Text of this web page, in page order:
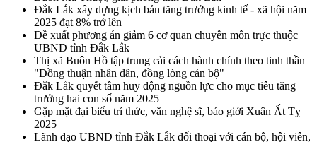
Đắk Lắk xây dựng kịch bản tăng trưởng kinh tế - xã hội năm
2025 đạt 8% trở lên
Đề xuất phương án giảm 6 cơ quan chuyên môn trực thuộc
UBND tỉnh Đắk Lắk
Thị xã Buôn Hồ tập trung cải cách hành chính theo tinh thần
"Đồng thuận nhân dân, đồng lòng cán bộ"
Đắk Lắk quyết tâm huy động nguồn lực cho mục tiêu tăng
trưởng hai con số năm 2025
Gặp mặt đại biểu trí thức, văn nghệ sĩ, báo giới Xuân Ất Tỵ
2025
Lãnh đạo UBND tỉnh Đắk Lắk đối thoại với cán bộ, hội viên,